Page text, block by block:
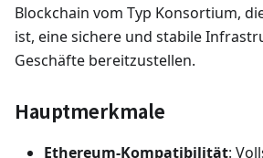
Blockchain vom Typ Konsortium,
ist, eine sichere und stabile
Geschäfte bereitzustellen.
Hauptmerkmale
Ethereum-Kompatibilität: